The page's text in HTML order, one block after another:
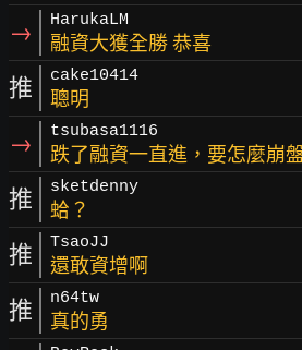
→ HarukaLM
融資大獲全勝 恭喜
推 cake10414
聰明
→ tsubasa1116
跌了融資一直進，要怎麼崩
推 sketdenny
蛤？
推 TsaoJJ
還敢資增啊
推 n64tw
真的勇